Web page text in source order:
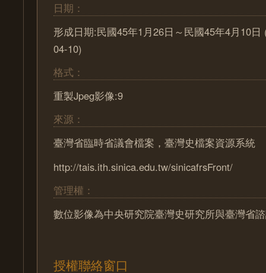
日期：
形成日期:民國45年1月26日～民國45年4月10日
04-10)
格式：
重製Jpeg影像:9
來源：
臺灣省臨時省議會檔案，臺灣史檔案資源系統
http://tais.ith.sinica.edu.tw/sinicafrsFront/
管理權：
數位影像為中央研究院臺灣史研究所與臺灣省
授權聯絡窗口